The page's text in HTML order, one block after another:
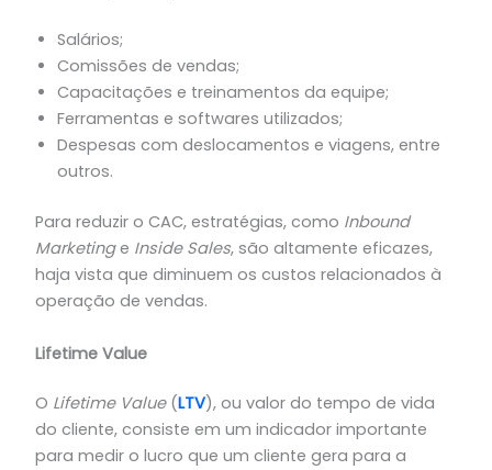
Salários;
Comissões de vendas;
Capacitações e treinamentos da equipe;
Ferramentas e softwares utilizados;
Despesas com deslocamentos e viagens, entre
outros.
Para reduzir o CAC, estratégias, como Inbound
Marketinge Inside Sales, são altamente eficazes,
haja vista que diminuem os custos relacionados à
operação de vendas.
Lifetime Value
O Lifetime Value(LTV), ou valor do tempo de vida
do cliente, consiste em um indicador importante
para medir o lucro que um cliente gera para a